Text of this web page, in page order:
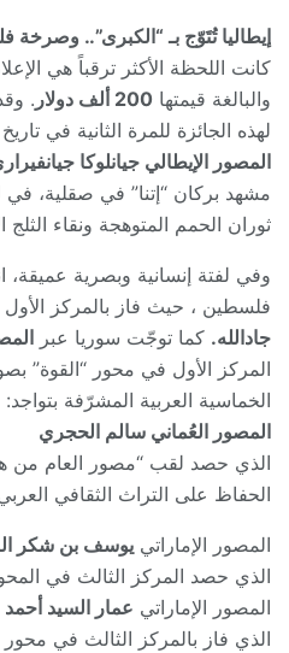
إيطاليا تُتَوّج بـ “الكبرى”.. وصرخة
كانت اللحظة الأكثر ترقباً هي
والبالغة قيمتها 200 ألف دولار
.
لهذه الجائزة للمرة الثانية في
المصور الإيطالي جيانلوكا
مشهد بركان “إتنا” في صقلية،
ثوران الحمم المتوهجة ونقاء الثلج
وفي لفتة إنسانية وبصرية
فلسطين ، حيث فاز بالمركز الأول
جادالله. كما توجّت سوريا عبر
المركز الأول في محور “القوة”
الخماسية العربية المشرّفة بتواجد:
المصور العُماني سالم الحجري
الذي حصد لقب “مصور العام من
الحفاظ على التراث الثقافي
المصور الإماراتي يوسف بن شكر
الذي حصد المركز الثالث في
المصور الإماراتي عمار السيد أحمد
الذي فاز بالمركز الثالث في